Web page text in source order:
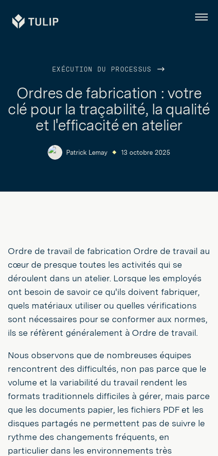
Tulip Menu
EXÉCUTION DU PROCESSUS
Ordres de fabrication : votre
clé pour la traçabilité, la qualité
et l'efficacité en atelier
Patrick Lemay 13 octobre 2025
Ordre de travail de fabrication Ordre de travail au
cœur de presque toutes les activités qui se
déroulent dans un atelier. Lorsque les employés
ont besoin de savoir ce qu'ils doivent fabriquer,
quels matériaux utiliser ou quelles vérifications
sont nécessaires pour se conformer aux normes,
ils se réfèrent généralement à Ordre de travail.
Nous observons que de nombreuses équipes
rencontrent des difficultés, non pas parce que le
volume et la variabilité du travail rendent les
formats traditionnels difficiles à gérer, mais parce
que les documents papier, les fichiers PDF et les
disques partagés ne permettent pas de suivre le
rythme des changements fréquents, en
particulier dans les environnements très